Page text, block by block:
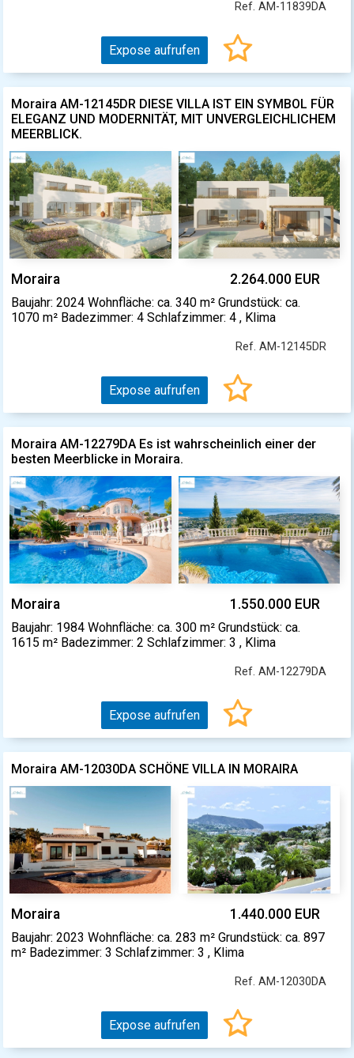
Ref. AM-11839DA
Expose aufrufen
Moraira AM-12145DR DIESE VILLA IST EIN SYMBOL FÜR
ELEGANZ UND MODERNITÄT, MIT UNVERGLEICHLICHEM
MEERBLICK.
Moraira 2.264.000 EUR
Baujahr: 2024 Wohnfläche: ca. 340 m² Grundstück: ca.
1070 m² Badezimmer: 4 Schlafzimmer: 4 , Klima
Ref. AM-12145DR
Expose aufrufen
Moraira AM-12279DA Es ist wahrscheinlich einer der
besten Meerblicke in Moraira.
Moraira 1.550.000 EUR
Baujahr: 1984 Wohnfläche: ca. 300 m² Grundstück: ca.
1615 m² Badezimmer: 2 Schlafzimmer: 3 , Klima
Ref. AM-12279DA
Expose aufrufen
Moraira AM-12030DA SCHÖNE VILLA IN MORAIRA
Moraira 1.440.000 EUR
Baujahr: 2023 Wohnfläche: ca. 283 m² Grundstück: ca. 897
m² Badezimmer: 3 Schlafzimmer: 3 , Klima
Ref. AM-12030DA
Expose aufrufen